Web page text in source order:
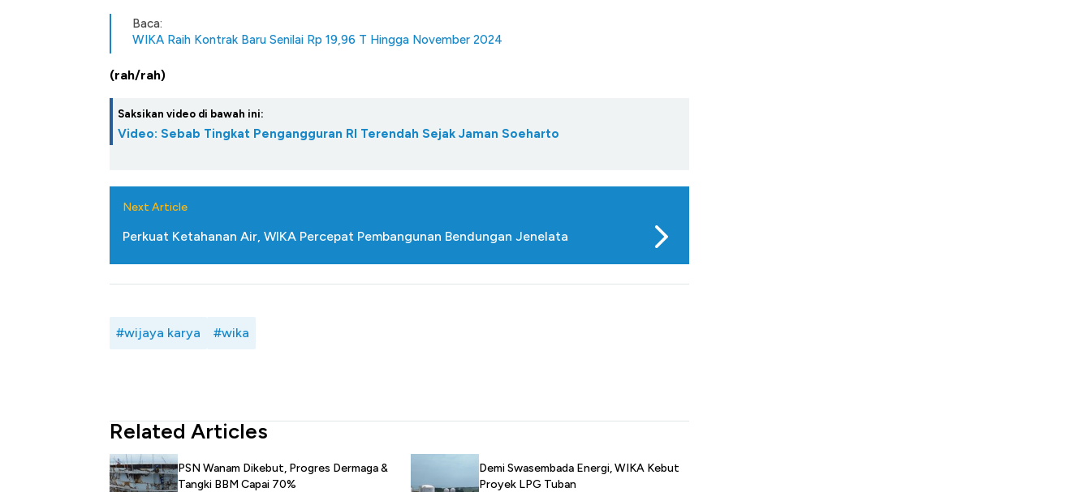
Baca:
WIKA Raih Kontrak Baru Senilai Rp 19,96 T Hingga November 2024
(rah/rah)
Saksikan video di bawah ini:
Video: Sebab Tingkat Pengangguran RI Terendah Sejak Jaman Soeharto
Next Article
Perkuat Ketahanan Air, WIKA Percepat Pembangunan Bendungan Jenelata
#wijaya karya #wika
Related Articles
PSN Wanam Dikebut, Progres Dermaga &
Tangki BBM Capai 70%
Demi Swasembada Energi, WIKA Kebut
Proyek LPG Tuban